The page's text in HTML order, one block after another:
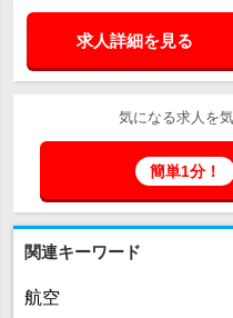
求人詳細を見る
気になる求人を
簡単1分！
関連キーワード
航空